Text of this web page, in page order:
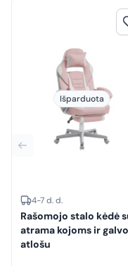
Išparduota
4-7 d. d.
Rašomojo stalo kėdė
atrama kojoms ir
atlošu